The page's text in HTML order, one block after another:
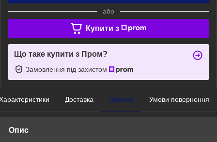
або
Купити з
Що таке купити з Пром?
Замовлення під захистом
Доставка Оплата Умови повернення
Опис